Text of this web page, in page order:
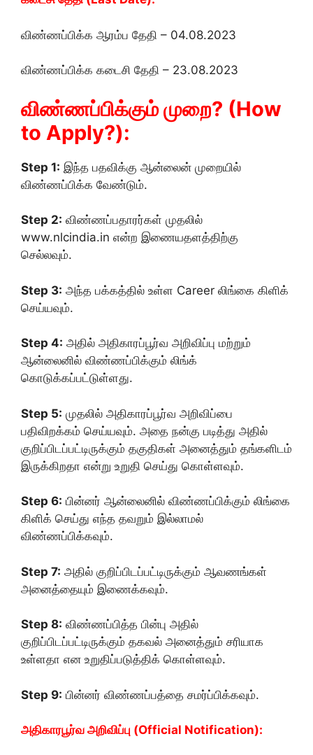
விண்ணப்பிக்க ஆரம்ப தேதி – 04.08.2023
விண்ணப்பிக்க கடைசி தேதி – 23.08.2023
விண்ணப்பிக்கும் முறை? (How
to Apply?):
Step 1: இந்த பதவிக்கு ஆன்லைன் முறையில்
விண்ணப்பிக்க வேண்டும்.
Step 2: விண்ணப்பதாரர்கள் முதலில்
www.nlcindia.in என்ற இணையதளத்திற்கு
செல்லவும்.
Step 3: அந்த பக்கத்தில் உள்ள Career லிங்கை கிளிக்
செய்யவும்.
Step 4: அதில் அதிகாரப்பூர்வ அறிவிப்பு மற்றும்
ஆன்லைனில் விண்ணப்பிக்கும் லிங்க்
கொடுக்கப்பட்டுள்ளது.
Step 5: முதலில் அதிகாரப்பூர்வ அறிவிப்பை
பதிவிறக்கம் செய்யவும். அதை நன்கு படித்து அதில்
குறிப்பிடப்பட்டிருக்கும் தகுதிகள் அனைத்தும் தங்களிடம்
இருக்கிறதா என்று உறுதி செய்து கொள்ளவும்.
Step 6: பின்னர் ஆன்லைனில் விண்ணப்பிக்கும் லிங்கை
கிளிக் செய்து எந்த தவறும் இல்லாமல்
விண்ணப்பிக்கவும்.
Step 7: அதில் குறிப்பிடப்பட்டிருக்கும் ஆவணங்கள்
அனைத்தையும் இணைக்கவும்.
Step 8: விண்ணப்பித்த பின்பு அதில்
குறிப்பிடப்பட்டிருக்கும் தகவல் அனைத்தும் சரியாக
உள்ளதா என உறுதிப்படுத்திக் கொள்ளவும்.
Step 9: பின்னர் விண்ணப்பத்தை சமர்ப்பிக்கவும்.
அதிகாரபூர்வ அறிவிப்பு (Official Notification):